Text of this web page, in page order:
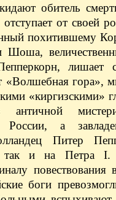
обитель
от своей
похитившему
Шоша,
лишает
«Волшебная гора»,
«киргизскими»
античной
России, а
Питер
так и на Петра I.
боги